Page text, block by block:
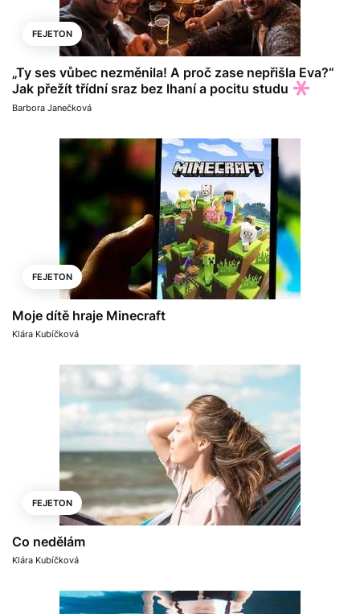
FEJETON
„Ty ses vůbec nezměnila! A proč zase nepřišla Eva?“
Jak přežít třídní sraz bez lhaní a pocitu studu
Barbora Janečková
FEJETON
Moje dítě hraje Minecraft
Klára Kubíčková
FEJETON
Co nedělám
Klára Kubíčková